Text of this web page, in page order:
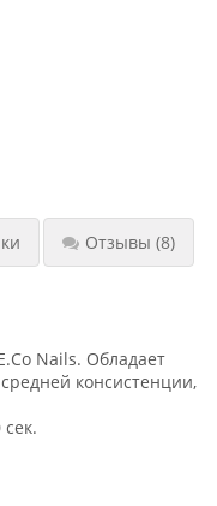
Отзывы (8)
Nails. Обладает
консистенции,